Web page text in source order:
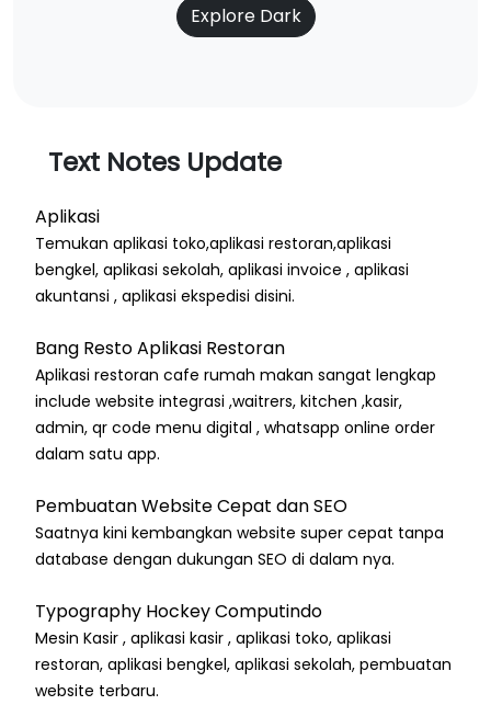
Explore Dark
Text Notes Update
Aplikasi
Temukan aplikasi toko,aplikasi restoran,aplikasi
bengkel, aplikasi sekolah, aplikasi invoice , aplikasi
akuntansi , aplikasi ekspedisi disini.
Bang Resto Aplikasi Restoran
Aplikasi restoran cafe rumah makan sangat lengkap
include website integrasi ,waitrers, kitchen ,kasir,
admin, qr code menu digital , whatsapp online order
dalam satu app.
Pembuatan Website Cepat dan SEO
Saatnya kini kembangkan website super cepat tanpa
database dengan dukungan SEO di dalam nya.
Typography Hockey Computindo
Mesin Kasir , aplikasi kasir , aplikasi toko, aplikasi
restoran, aplikasi bengkel, aplikasi sekolah, pembuatan
website terbaru.